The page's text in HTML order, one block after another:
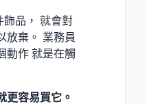
品， 就會對
放棄。 業務員
動作 就是在觸
更容易買它。